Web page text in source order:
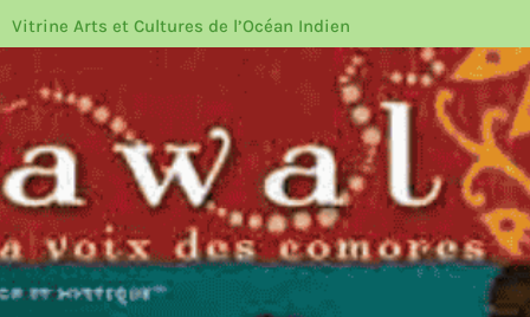
Vitrine Arts et Cultures de l’Océan Indien